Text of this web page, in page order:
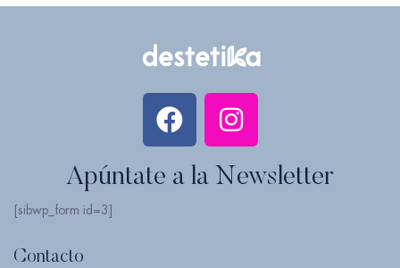
Apúntate a la Newsletter
[sibwp_form id=3]
Contacto